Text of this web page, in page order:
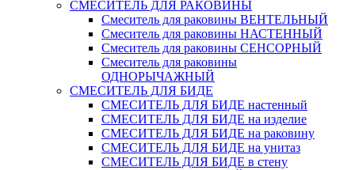
СМЕСИТЕЛЬ ДЛЯ РАКОВИНЫ
Смеситель для раковины ВЕНТЕЛЬНЫЙ
Смеситель для раковины НАСТЕННЫЙ
Смеситель для раковины СЕНСОРНЫЙ
Смеситель для раковины
ОДНОРЫЧАЖНЫЙ
СМЕСИТЕЛЬ ДЛЯ БИДЕ
СМЕСИТЕЛЬ ДЛЯ БИДЕ настенный
СМЕСИТЕЛЬ ДЛЯ БИДЕ на изделие
СМЕСИТЕЛЬ ДЛЯ БИДЕ на раковину
СМЕСИТЕЛЬ ДЛЯ БИДЕ на унитаз
СМЕСИТЕЛЬ ДЛЯ БИДЕ в стену